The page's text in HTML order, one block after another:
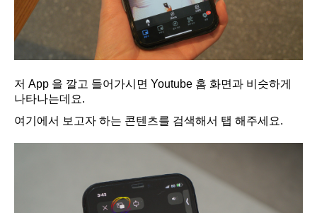
저 App 을 깔고 들어가시면 Youtube 홈 화면과 비슷하게
나타나는데요.
여기에서 보고자 하는 콘텐츠를 검색해서 탭 해주세요.